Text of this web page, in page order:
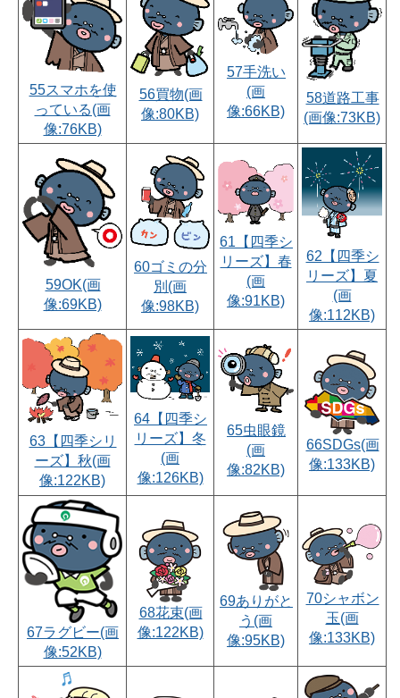
55スマホを使
っている(画
像:76KB)
56買物(画
像:80KB)
57手洗い
(画
像:66KB)
58道路工事
(画像:73KB)
59OK(画
像:69KB)
60ゴミの分
別(画
像:98KB)
61【四季シ
リーズ】春
(画
像:91KB)
62【四季シ
リーズ】夏
(画
像:112KB)
63【四季シリ
ーズ】秋(画
像:122KB)
64【四季シ
リーズ】冬
(画
像:126KB)
65虫眼鏡
(画
像:82KB)
66SDGs(画
像:133KB)
67ラグビー(画
像:52KB)
68花束(画
像:122KB)
69ありがと
う(画
像:95KB)
70シャボン
玉(画
像:133KB)